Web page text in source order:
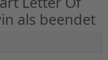
als beendet